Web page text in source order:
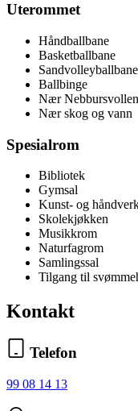
Uterommet
Håndballbane
Basketballbane
Sandvolleyballbane
Ballbinge
Nær Nebbursvollen
Nær skog og vann
Spesialrom
Bibliotek
Gymsal
Kunst- og
Skolekjøkken
Musikkrom
Naturfagrom
Samlingssal
Tilgang til
Kontakt
Telefon
99 08 14 13